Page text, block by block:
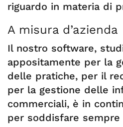
riguardo in materia di
A misura d’azienda
Il nostro software,
appositamente per la
delle pratiche, per il
per la gestione delle
commerciali, è in
per soddisfare sempre